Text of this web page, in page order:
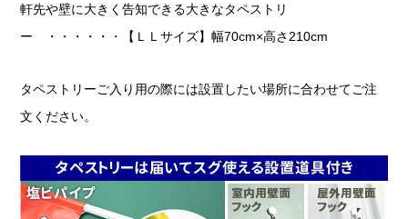
軒先や壁に大きく告知できる大きなタペストリ
ー ・・・・・・【ＬＬサイズ】幅70cm×高さ210cm
タペストリーご入り用の際には設置したい場所に合わせてご注
文ください。